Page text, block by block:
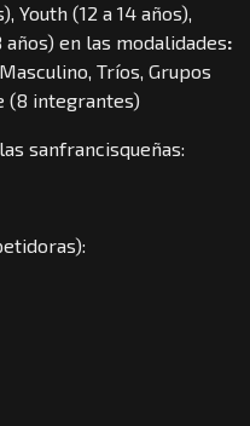
Youth (12 a 14 años),
años) en las modalidades:
Tríos, Grupos
(8 integrantes)
sanfrancisqueñas: